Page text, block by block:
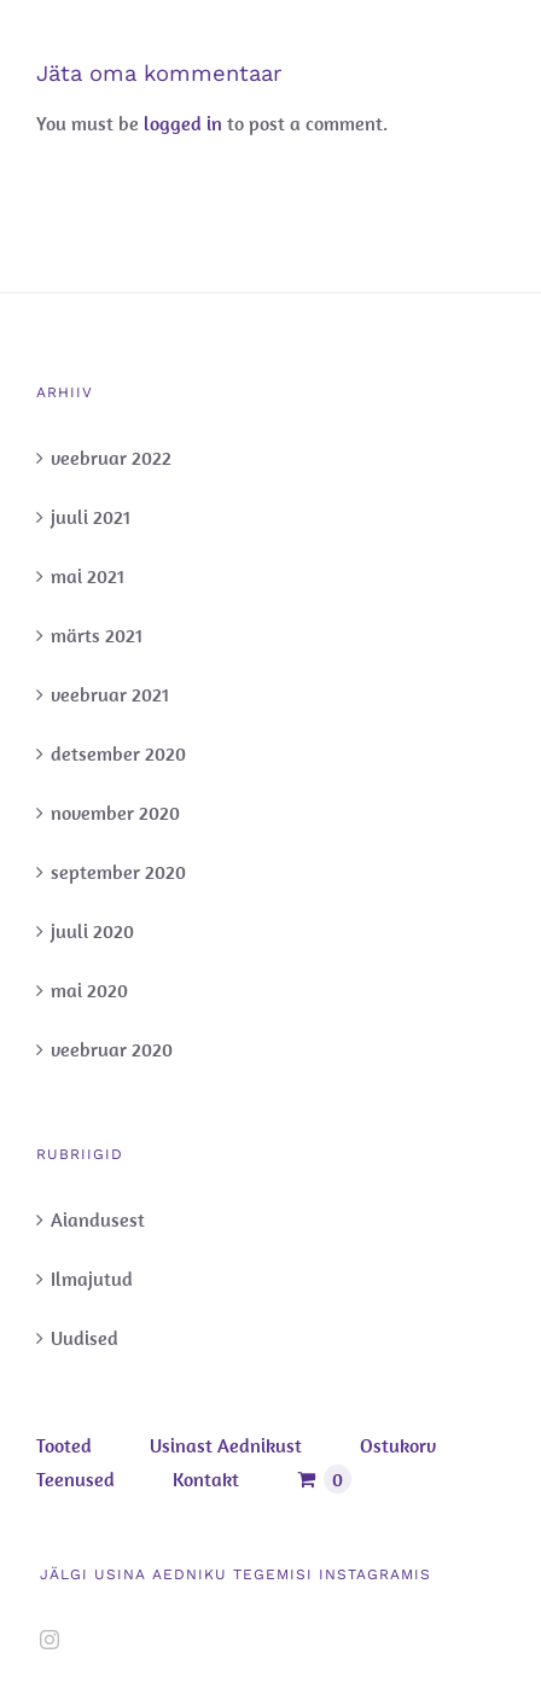
Jäta oma kommentaar
You must be logged in to post a comment.
ARHIIV
veebruar 2022
juuli 2021
mai 2021
märts 2021
veebruar 2021
detsember 2020
november 2020
september 2020
juuli 2020
mai 2020
veebruar 2020
RUBRIIGID
Aiandusest
Ilmajutud
Uudised
Tooted Usinast Aednikust
Ostukorv
Teenused
Kontakt 0
JÄLGI USINA AEDNIKU TEGEMISI INSTAGRAMIS